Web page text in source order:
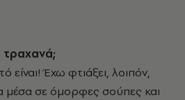
τραχανά;
είναι! Έχω φτιάξει, λοιπόν,
μέσα σε όμορφες σούπες και